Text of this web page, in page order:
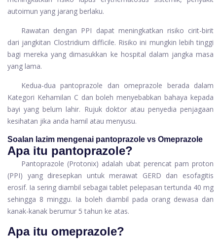
autoimun yang jarang berlaku.
Rawatan dengan PPI dapat meningkatkan risiko cirit-birit
dari jangkitan Clostridium difficile. Risiko ini mungkin lebih tinggi
bagi mereka yang dimasukkan ke hospital dalam jangka masa
yang lama.
Kedua-dua pantoprazole dan omeprazole berada dalam
Kategori Kehamilan C dan boleh menyebabkan bahaya kepada
bayi yang belum lahir. Rujuk doktor atau penyedia penjagaan
kesihatan jika anda hamil atau menyusu.
Soalan lazim mengenai pantoprazole vs Omeprazole
Apa itu pantoprazole?
Pantoprazole (Protonix) adalah ubat perencat pam proton
(PPI) yang diresepkan untuk merawat GERD dan esofagitis
erosif. Ia sering diambil sebagai tablet pelepasan tertunda 40 mg
sehingga 8 minggu. Ia boleh diambil pada orang dewasa dan
kanak-kanak berumur 5 tahun ke atas.
Apa itu omeprazole?